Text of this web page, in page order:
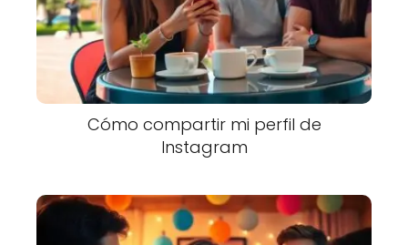
Cómo compartir mi perfil de
Instagram